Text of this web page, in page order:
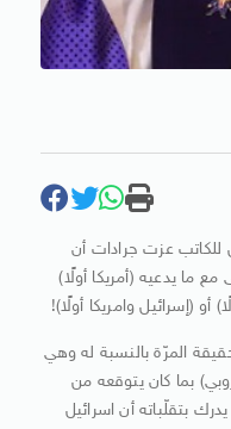
للكاتب عزت جرادات أن
ما يدعيه (أمريكا أولًا)
(إسرائيل وامريكا أولًا)!
المرّة بالنسبة له وهي
بما كان يتوقعه من
بتقلّباته أن اسرائيل